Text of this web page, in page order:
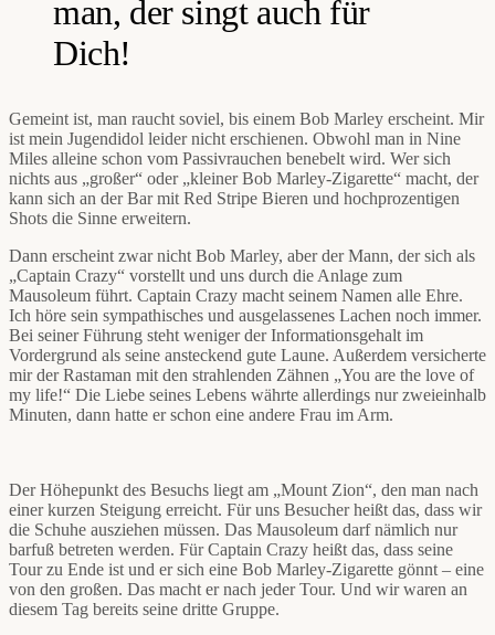
man, der singt auch für
Dich!
Gemeint ist, man raucht soviel, bis einem Bob Marley erscheint. Mir
ist mein Jugendidol leider nicht erschienen. Obwohl man in Nine
Miles alleine schon vom Passivrauchen benebelt wird. Wer sich
nichts aus „großer“ oder „kleiner Bob Marley-Zigarette“ macht, der
kann sich an der Bar mit Red Stripe Bieren und hochprozentigen
Shots die Sinne erweitern.
Dann erscheint zwar nicht Bob Marley, aber der Mann, der sich als
„Captain Crazy“ vorstellt und uns durch die Anlage zum
Mausoleum führt. Captain Crazy macht seinem Namen alle Ehre.
Ich höre sein sympathisches und ausgelassenes Lachen noch immer.
Bei seiner Führung steht weniger der Informationsgehalt im
Vordergrund als seine ansteckend gute Laune. Außerdem versicherte
mir der Rastaman mit den strahlenden Zähnen „You are the love of
my life!“ Die Liebe seines Lebens währte allerdings nur zweieinhalb
Minuten, dann hatte er schon eine andere Frau im Arm.
Der Höhepunkt des Besuchs liegt am „Mount Zion“, den man nach
einer kurzen Steigung erreicht. Für uns Besucher heißt das, dass wir
die Schuhe ausziehen müssen. Das Mausoleum darf nämlich nur
barfuß betreten werden. Für Captain Crazy heißt das, dass seine
Tour zu Ende ist und er sich eine Bob Marley-Zigarette gönnt – eine
von den großen. Das macht er nach jeder Tour. Und wir waren an
diesem Tag bereits seine dritte Gruppe.